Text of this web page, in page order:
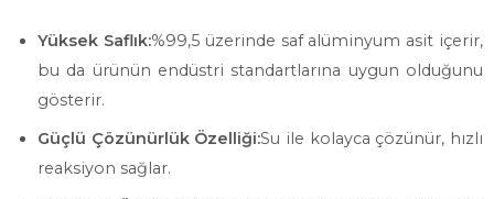
Yüksek Saflık:%99,5 üzerinde saf alüminyum asit içerir,
bu da ürünün endüstri standartlarına uygun olduğunu
gösterir.
Güçlü Çözünürlük Özelliği:Su ile kolayca çözünür, hızlı
reaksiyon sağlar.